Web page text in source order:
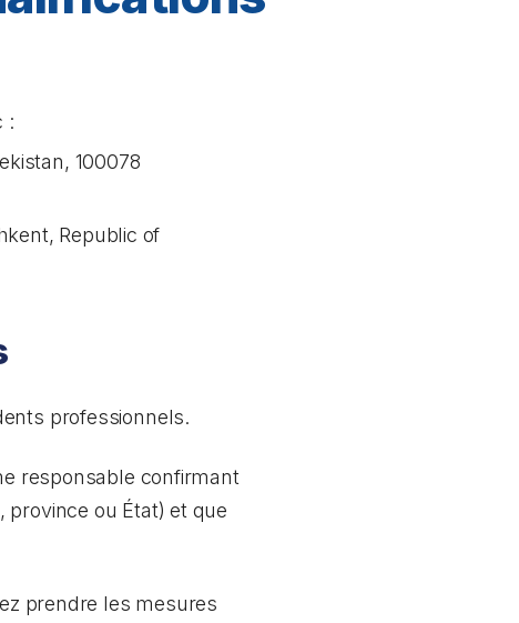
:
100078
Republic of
professionnels.
responsable confirmant
province ou État) et que
prendre les mesures